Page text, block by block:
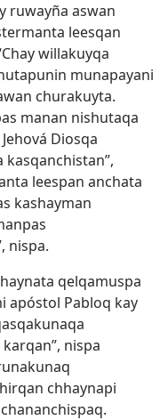
ruwayña aswan
leesqan
willakuyqa
munapayani
churakuyta.
manan nishutaqa
Diosqa
leespan anchata
kashayman
nispa.
qelqamuspa
apóstol Pabloq kay
nispa
chhaynapi